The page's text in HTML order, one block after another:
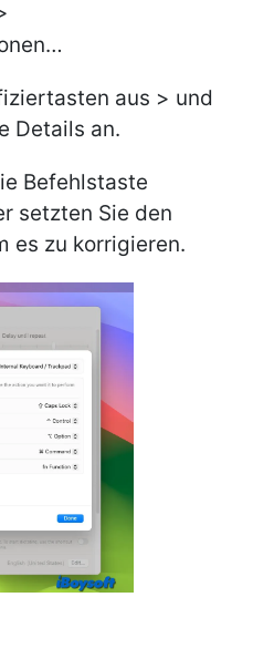
aus > und
Details an.
Befehlstaste
setzten Sie den
es zu korrigieren.